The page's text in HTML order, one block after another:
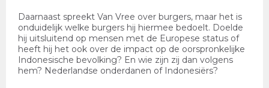
Daarnaast spreekt Van Vree over burgers, maar het is
onduidelijk welke burgers hij hiermee bedoelt. Doelde
hij uitsluitend op mensen met de Europese status of
heeft hij het ook over de impact op de oorspronkelijke
Indonesische bevolking? En wie zijn zij dan volgens
hem? Nederlandse onderdanen of Indonesiërs?